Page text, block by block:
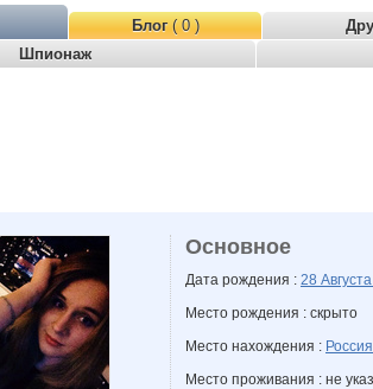
Блог( 0 )
Шпионаж
Основное
Дата рождения : 28
Место рождения : скрыто
Место нахождения : Россия
Место проживания : не